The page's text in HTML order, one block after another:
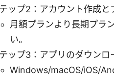
ップ2：アカウント作成と
月額プランより長期プラ
い。
ップ3：アプリのダウンロ
Windows/macOS/iOS/